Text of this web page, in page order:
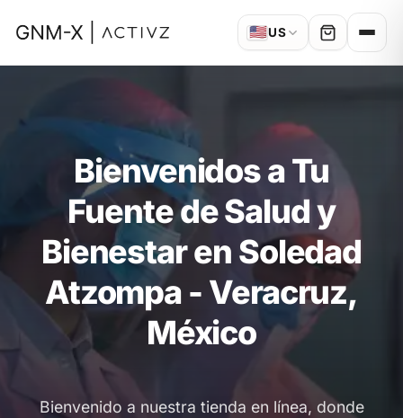
🇺🇸US
Bienvenidos a Tu
Fuente de Salud y
Bienestar en Soledad
Atzompa - Veracruz,
México
Bienvenido a nuestra tienda en línea, donde